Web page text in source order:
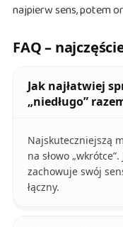
najpierw sens, potem
FAQ –
Jak najłatwiej
„niedługo”
Najskuteczniejszą
na słowo
zachowuje swój
łączny.